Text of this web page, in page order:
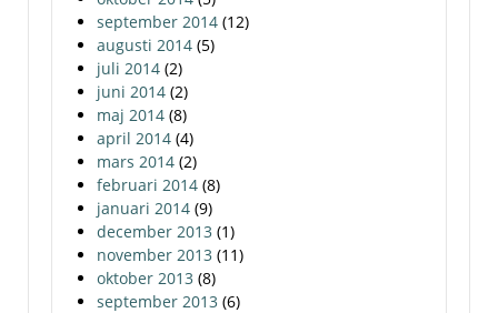
september 2014 (12)
augusti 2014 (5)
juli 2014 (2)
juni 2014 (2)
maj 2014 (8)
april 2014 (4)
mars 2014 (2)
februari 2014 (8)
januari 2014 (9)
december 2013 (1)
november 2013 (11)
oktober 2013 (8)
september 2013 (6)